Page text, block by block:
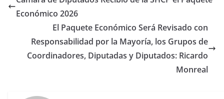
Económico 2026
El Paquete Económico Será Revisado con
Responsabilidad por la Mayoría, los Grupos de
Coordinadores, Diputadas y Diputados: Ricardo
Monreal